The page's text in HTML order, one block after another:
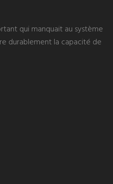
qui manquait au système
durablement la capacité de